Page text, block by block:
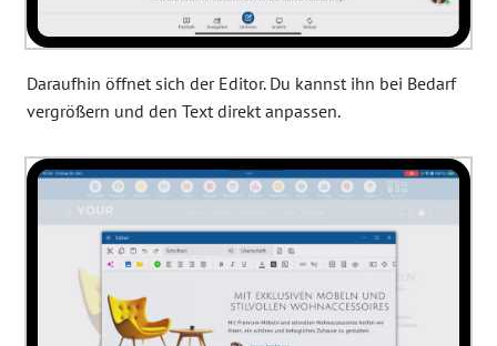
Daraufhin öffnet sich der Editor. Du kannst ihn bei Bedarf
vergrößern und den Text direkt anpassen.